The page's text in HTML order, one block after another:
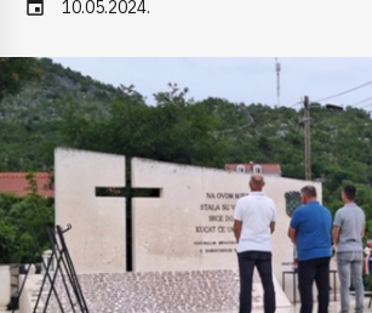
event 10.05.2024.